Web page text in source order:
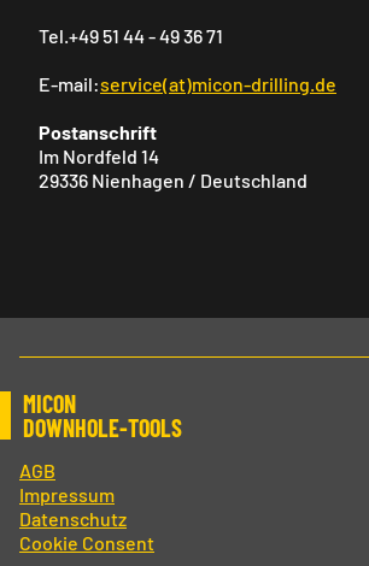
Tel.+49 51 44 - 49 36 71
E-mail:service(at)micon-drilling.de
Postanschrift
Im Nordfeld 14
29336 Nienhagen / Deutschland
MICON
DOWNHOLE-TOOLS
AGB
Impressum
Datenschutz
Cookie Consent